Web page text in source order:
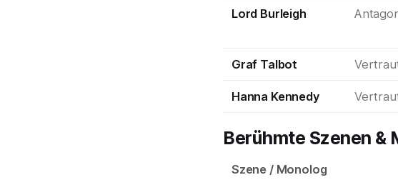
Lord Burleigh
Graf Talbot
Hanna Kennedy
Berühmte Szenen &
Szene / Monolog